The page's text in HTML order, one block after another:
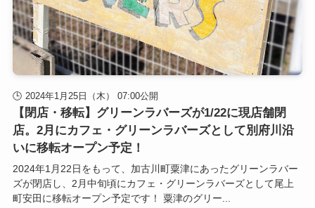
2024年1月25日（木） 07:00公開
【閉店・移転】グリーンラバーズが1/22に現店舗閉
店。2月にカフェ・グリーンラバーズとして別府川沿
いに移転オープン予定！
2024年1月22日をもって、加古川町粟津にあったグリーンラバー
ズが閉店し、2月中旬頃にカフェ・グリーンラバーズとして尾上
町安田に移転オープン予定です！ 粟津のグリー...